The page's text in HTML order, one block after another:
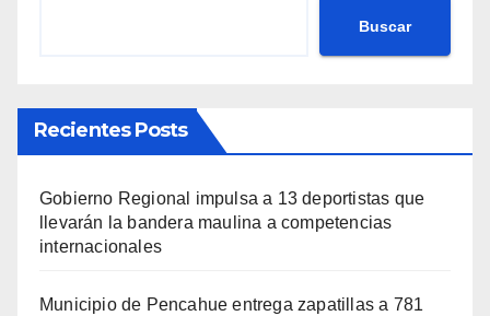
Buscar
Recientes Posts
Gobierno Regional impulsa a 13 deportistas que
llevarán la bandera maulina a competencias
internacionales
Municipio de Pencahue entrega zapatillas a 781